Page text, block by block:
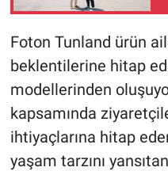
Foton Tunland ürün
beklentilerine hitap
modellerinden
kapsamında
ihtiyaçlarına hitap
yaşam tarzını